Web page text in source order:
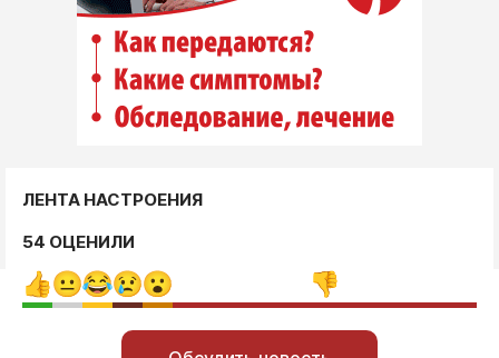
ЛЕНТА НАСТРОЕНИЯ
54 ОЦЕНИЛИ